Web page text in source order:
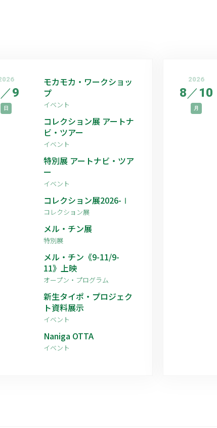
／9
日
モカモカ・ワークショッ
プ
イベント
コレクション展 アートナ
ビ・ツアー
イベント
特別展 アートナビ・ツア
ー
イベント
コレクション展2026-Ⅰ
コレクション展
メル・チン展
特別展
メル・チン《9-11/9-
11》上映
オープン・プログラム
新生タイポ・プロジェク
ト資料展示
イベント
Naniga OTTA
イベント
2026
8／10
月